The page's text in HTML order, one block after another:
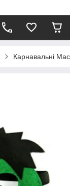
Карнавальні